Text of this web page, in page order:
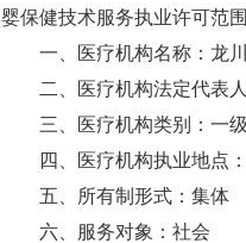
婴保健技术服务执业许可范
一、医疗机构名称：龙川
二、医疗机构法定代表
三、医疗机构类别：一级
四、医疗机构执业地点：
五、所有制形式：集体
六、服务对象：社会